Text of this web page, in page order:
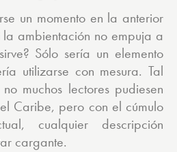
un momento en la anterior
ambientación no empuja a
Sólo sería un elemento
utilizarse con mesura. Tal
muchos lectores pudiesen
Caribe, pero con el cúmulo
cualquier descripción
cargante.